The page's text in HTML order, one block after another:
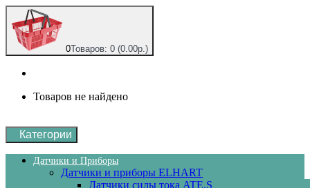
0Товаров: 0 (0.00р.)
Товаров не найдено
Категории
Датчики и Приборы
Датчики и приборы ELHART
Датчики силы тока ATE.S